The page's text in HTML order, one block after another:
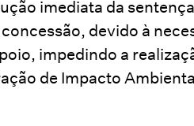
imediata da
devido à
impedindo a
de Impacto